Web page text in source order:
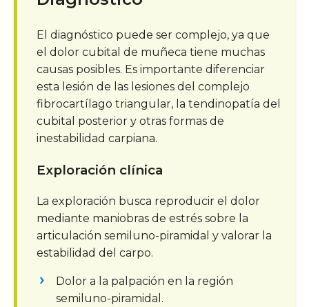
El diagnóstico puede ser complejo, ya que
el dolor cubital de muñeca tiene muchas
causas posibles. Es importante diferenciar
esta lesión de las lesiones del complejo
fibrocartílago triangular, la tendinopatía del
cubital posterior y otras formas de
inestabilidad carpiana.
Exploración clínica
La exploración busca reproducir el dolor
mediante maniobras de estrés sobre la
articulación semiluno-piramidal y valorar la
estabilidad del carpo.
Dolor a la palpación en la región
semiluno-piramidal.